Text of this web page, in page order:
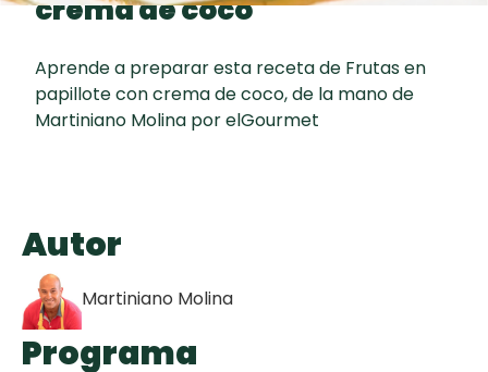
Galletas con
Chispas de
recetas
crema de coco
Aprende a preparar esta receta de Frutas en
papillote con crema de coco, de la mano de
Martiniano Molina por elGourmet
Autor
Martiniano Molina
Programa